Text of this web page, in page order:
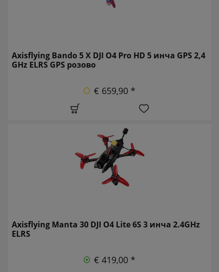
Axisflying Bando 5 X DJI O4 Pro HD 5 инча GPS 2,4
GHz ELRS GPS розово
€ 659,90 *
Axisflying Manta 30 DJI O4 Lite 6S 3 инча 2.4GHz
ELRS
€ 419,00 *